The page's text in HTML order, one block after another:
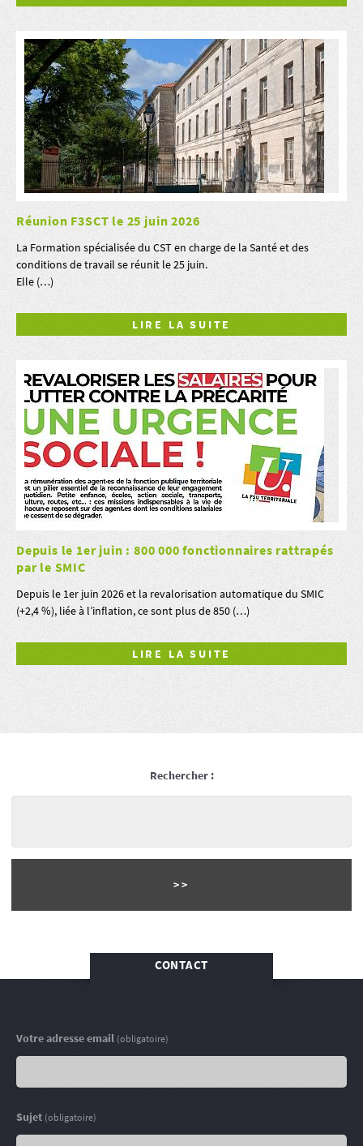
Réunion F3SCT le 25 juin 2026
La Formation spécialisée du CST en charge de la Santé et des
conditions de travail se réunit le 25 juin.
Elle (…)
LIRE LA SUITE
Depuis le 1er juin : 800 000 fonctionnaires rattrapés
par le SMIC
Depuis le 1er juin 2026 et la revalorisation automatique du SMIC
(+2,4 %), liée à l’inflation, ce sont plus de 850 (…)
LIRE LA SUITE
Rechercher :
CONTACT
Votre adresse email (obligatoire)
Sujet (obligatoire)